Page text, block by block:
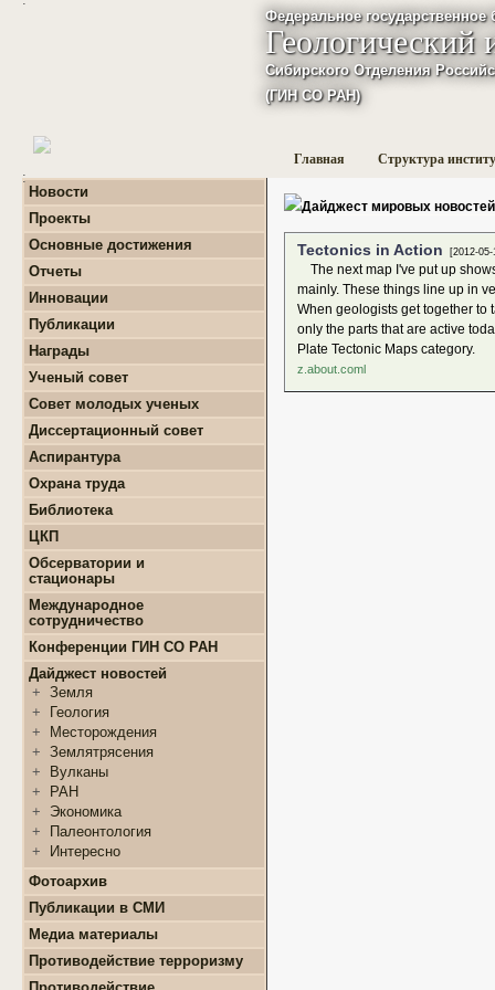
Федеральное
Сибирского Отделения
(ГИН СО РАН)
Главная Структура
:
Новости
Проекты
+
базовые проекты по
приоритетным
+ Гранты
+ Международные
+
Завершенные проекты.
Основные достижения
Отчеты
+
Фундаментальные
базовые проекты по
направлениям РАН
+ Программы Президиума
+ Программы Отделения
наук о Земле РАН
+
программы Сибирского
отделения РАН
Инновации
Публикации
+
Монографии
Награды
Ученый совет
Совет молодых ученых
+
+
Список молодых ученых
+
Положение о СМУ ГИН
СО РАН
+ ФЦП "ЖИЛИЩЕ"
+ Популяризация науки
Диссертационный совет
Аспирантура
+
деятельность
+ Информация для
поступающих
+ Поступление в ВУЗ
онлайн
+ Аттестация аспирантов
+ Личные кабинеты
аспирантов
+
Нормативные документы
+
Полезные ссылки
Охрана труда
Библиотека
ЦКП
+
+ Оборудование
+
образцов
+ Документы
Обсерватории и
стационары
+
+ Обсерватории
+
Стационары
+
Контакты
Международное
сотрудничество
Конференции ГИН СО РАН
Дайджест новостей
+ Земля
+
Геология
+
Месторождения
+ Землятрясения
+
Вулканы
+
РАН
+
Экономика
+
Палеонтология
+
Интересно
Фотоархив
Публикации в СМИ
Медиа материалы
Противодействие терроризму
Дайджест мировых
Tectonics in Action [2012-05-
The next map I've put up
mainly. These things line up in
When geologists get together to
only the parts that are active
Plate Tectonic Maps category.
z.about.coml